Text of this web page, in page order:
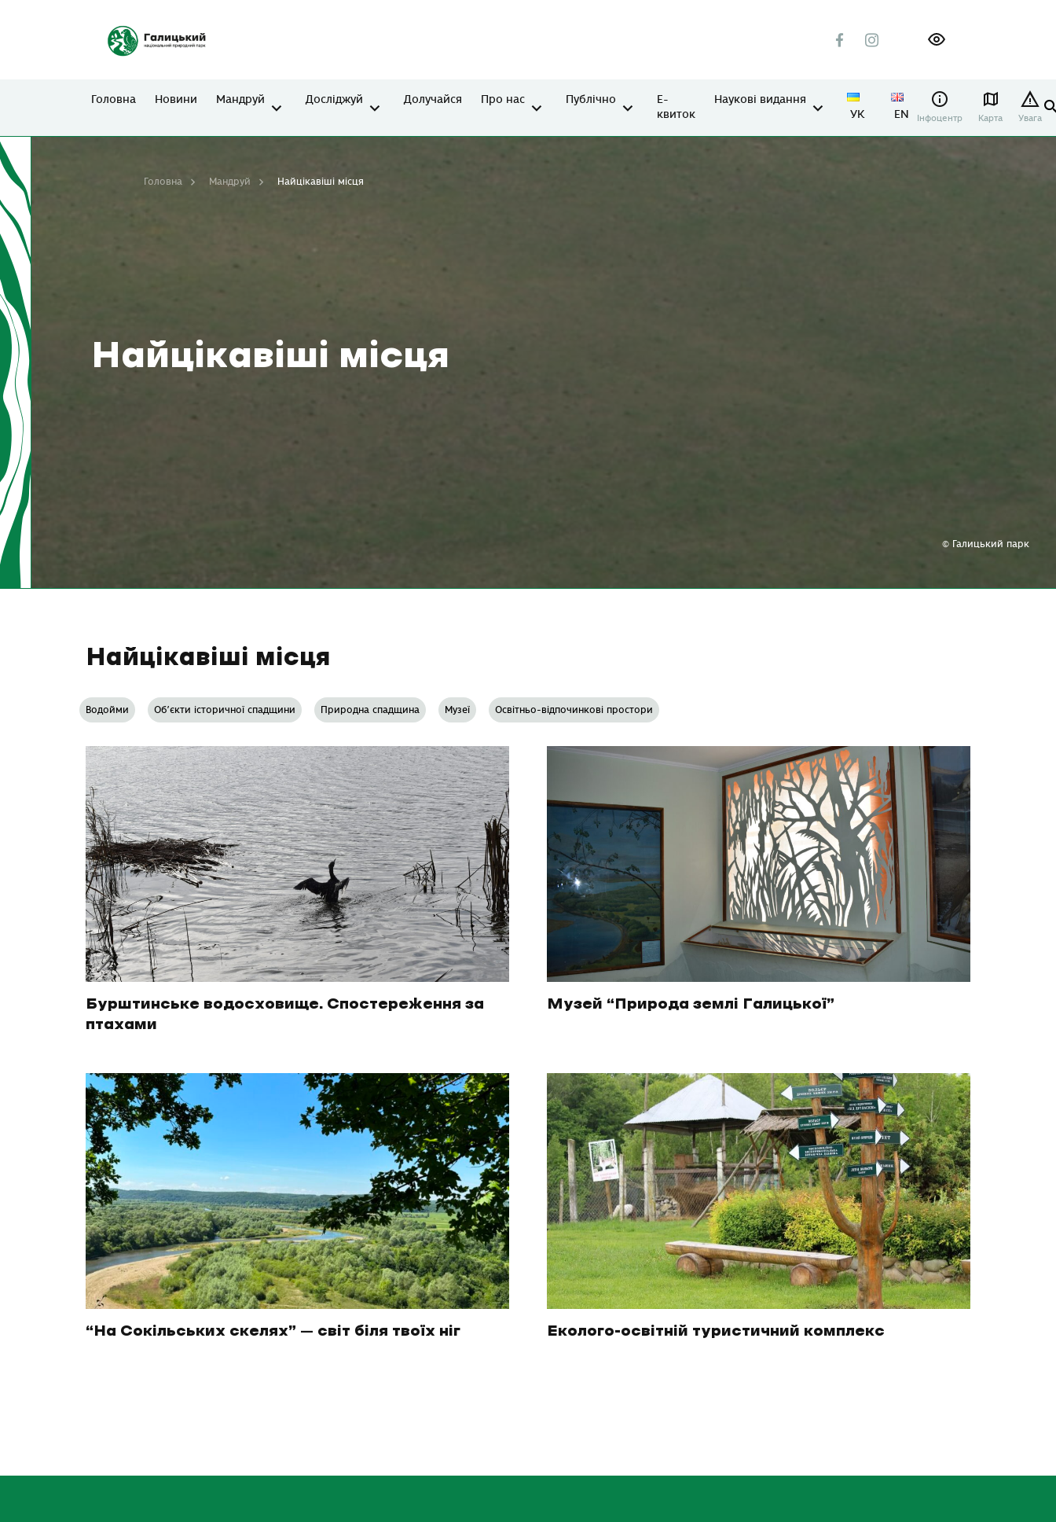
Головна Новини Мандруй Досліджуй Долучайся Про нас Публічно
Е-
квиток
Наукові видання
УК
EN Інфоцентр Карта Увага
Найцікавіші місця
Головна Мандруй Найцікавіші місця
© Галицький парк
Найцікавіші місця
Водойми Об’єкти історичної спадщини Природна спадщина Музеї Освітньо-відпочинкові простори
Бурштинське водосховище. Спостереження за
птахами
Музей “Природа землі Галицької”
“На Сокільських скелях” – світ біля твоїх ніг Еколого-освітній туристичний комплекс